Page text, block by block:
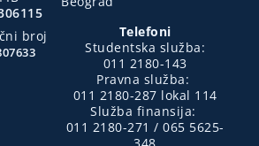
broj
Telefoni
Studentska služba:
011 2180-143
Pravna služba:
011 2180-287 lokal 114
Služba finansija:
011 2180-271 / 065 5625-
348